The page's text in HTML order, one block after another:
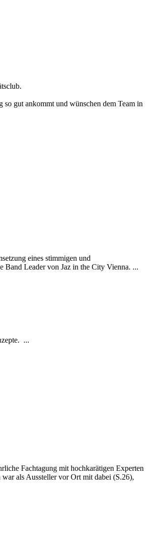
gut ankommt und wünschen dem Team in
eines stimmigen und
Band Leader von Jaz in the City Vienna. ...
...
Fachtagung mit hochkarätigen Experten
als Aussteller vor Ort mit dabei (S.26),